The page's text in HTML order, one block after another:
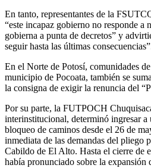
En tanto, representantes de la
“este incapaz gobierno no responde a
gobierna a punta de decretos” y
seguir hasta las últimas
En el Norte de Potosí, comunidades
municipio de Pocoata, también se
la consigna de exigir la renuncia del
Por su parte, la FUTPOCH
interinstitucional, determinó ingresar
bloqueo de caminos desde el 26 de
inmediata de las demandas del pliego
Cabildo de El Alto. Hasta el cierre de
había pronunciado sobre la expansión